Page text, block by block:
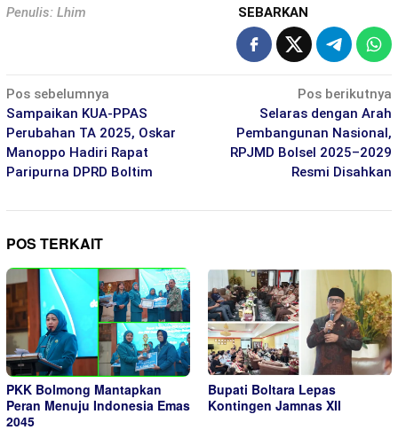
Penulis: Lhim SEBARKAN
Navigasi
pos
Pos sebelumnya
Sampaikan KUA-PPAS
Perubahan TA 2025, Oskar
Manoppo Hadiri Rapat
Paripurna DPRD Boltim
Pos berikutnya
Selaras dengan Arah
Pembangunan Nasional,
RPJMD Bolsel 2025–2029
Resmi Disahkan
POS TERKAIT
PKK Bolmong Mantapkan
Peran Menuju Indonesia Emas
2045
Bupati Boltara Lepas
Kontingen Jamnas XII